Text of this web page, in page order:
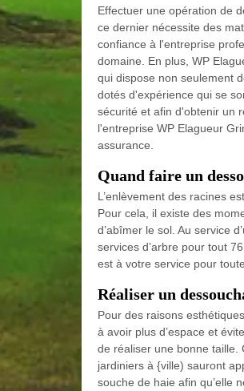
Effectuer une opération de
ce dernier nécessite des
confiance à l'entreprise
domaine. En plus, WP
qui dispose non seulement
dotés d'expérience qui se
sécurité et afin d'obtenir un
l'entreprise WP Elagueur
assurance.
Quand faire un
L’enlèvement des racines
Pour cela, il existe des
d’abîmer le sol. Au service
services d’arbre pour tout
est à votre service pour
Réaliser un
Pour des raisons
à avoir plus d’espace et
de réaliser une bonne taille.
jardiniers à {ville) sauront
souche de haie afin qu’elle